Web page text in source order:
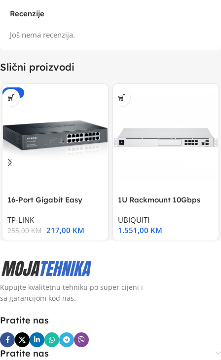
Recenzije
Još nema recenzija.
Slični proizvodi
-15%
16-Port Gigabit Easy
TP-LINK
255,00KM 217,00 KM
1U Rackmount 10Gbps
UBIQUITI
1.551,00 KM
Kupujte kvalitetnu tehniku po super cijeni i
sa garancijom kod nas.
Pratite nas
Pratite nas